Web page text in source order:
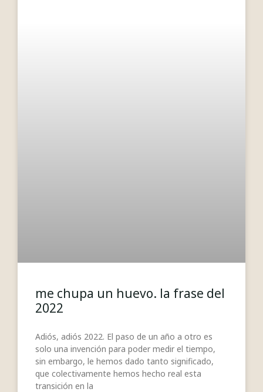
me chupa un huevo. la frase del
2022
Adiós, adiós 2022. El paso de un año a otro es
solo una invención para poder medir el tiempo,
sin embargo, le hemos dado tanto significado,
que colectivamente hemos hecho real esta
transición en la